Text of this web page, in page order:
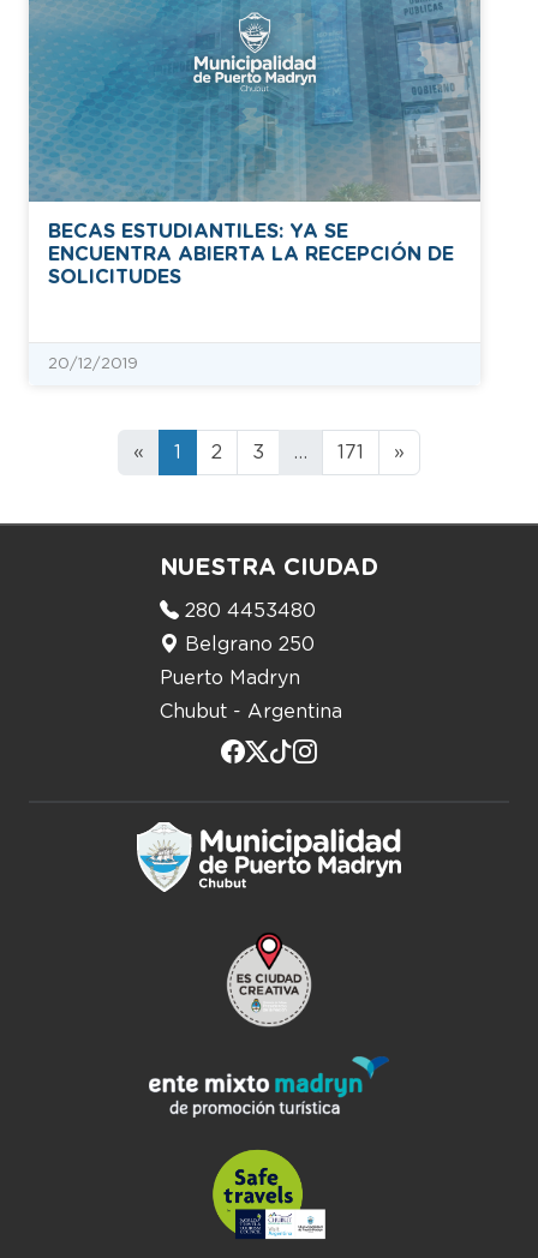
BECAS ESTUDIANTILES: YA SE
ENCUENTRA ABIERTA LA RECEPCIÓN DE
SOLICITUDES
20/12/2019
« 1 2 3 … 171 »
NUESTRA CIUDAD
280 4453480
Belgrano 250
Puerto Madryn
Chubut - Argentina